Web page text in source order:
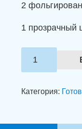
2
1 прозрачный
шаров
Днем
Категория: